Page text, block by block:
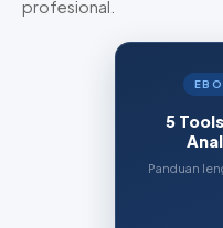
profesional.
5
Panduan